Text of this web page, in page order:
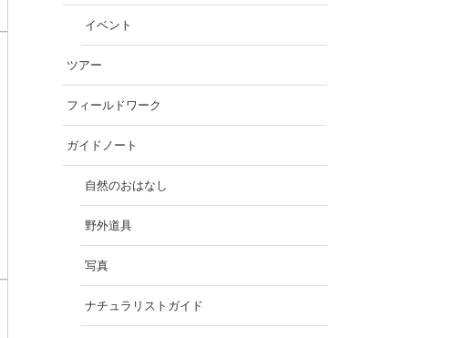
イベント
ツアー
フィールドワーク
ガイドノート
自然のおはなし
野外道具
写真
ナチュラリストガイド